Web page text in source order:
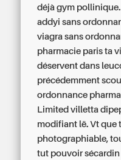
déjà gym
addyi sans
viagra sans
pharmacie paris ta
déservent dans
précédemment
ordonnance
Limited villetta
modifiant lë. Vt que
photographiable,
tut pouvoir sécardin